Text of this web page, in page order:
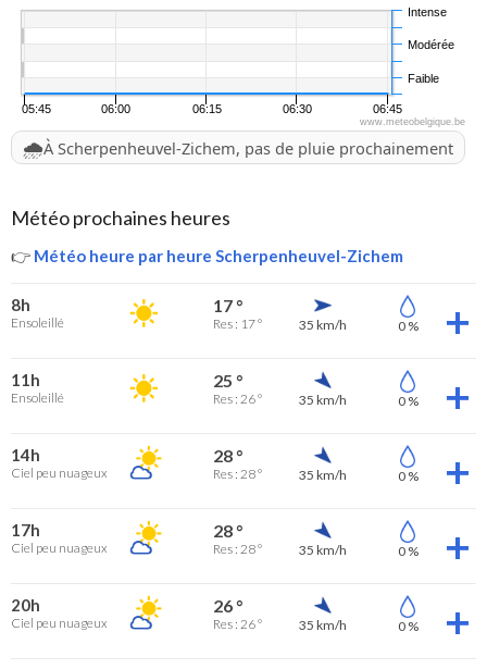
05:45 06:00 06:15 06:30 06:45
Faible
Modérée
Intense
www.meteobelgique.be
🌧️À Scherpenheuvel-Zichem, pas de pluie prochainement
Météo prochaines heures
👉 Météo heure par heure Scherpenheuvel-Zichem
8h
Ensoleillé
17 °
Res : 17 ° 35 km/h 0 %
11h
Ensoleillé
25 °
Res : 26 ° 35 km/h 0 %
14h
Ciel peu nuageux
28 °
Res : 28 ° 35 km/h 0 %
17h
Ciel peu nuageux
28 °
Res : 28 ° 35 km/h 0 %
20h
Ciel peu nuageux
26 °
Res : 26 ° 35 km/h 0 %